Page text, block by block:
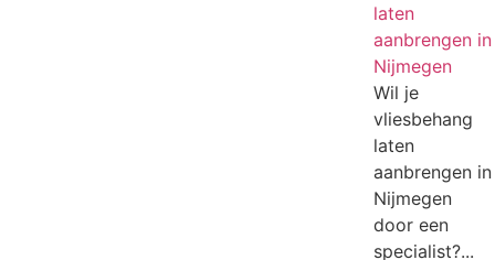
laten
aanbrengen in
Nijmegen
Wil je
vliesbehang
laten
aanbrengen in
Nijmegen
door een
specialist?...